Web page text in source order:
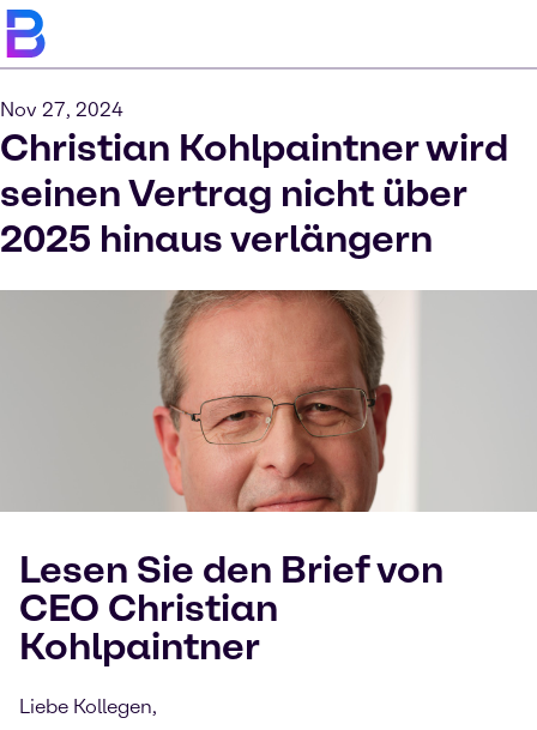
Nov 27, 2024
Christian Kohlpaintner wird
seinen Vertrag nicht über
2025 hinaus verlängern
Lesen Sie den Brief von
CEO Christian
Kohlpaintner
Liebe Kollegen,